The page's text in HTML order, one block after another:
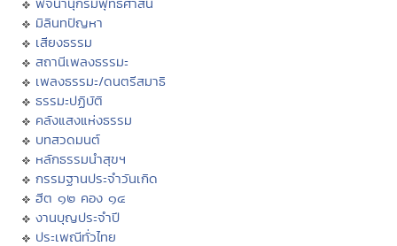
มิลินทปัญหา
เสียงธรรม
สถานีเพลงธรรมะ
เพลงธรรมะ/ดนตรีสมาธิ
ธรรมะปฏิบัติ
คลังแสงแห่งธรรม
บทสวดมนต์
หลักธรรมนำสุขฯ
กรรมฐานประจำวันเกิด
ฮีต ๑๒ คอง ๑๔
งานบุญประจำปี
ประเพณีทั่วไทย